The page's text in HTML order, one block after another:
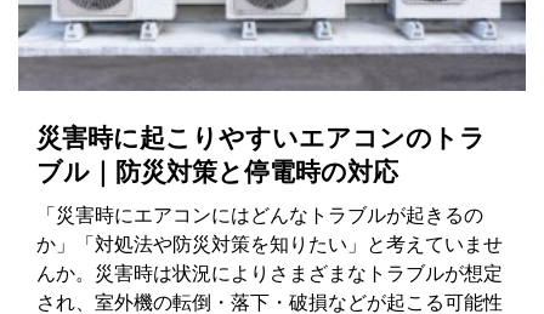
災害時に起こりやすいエアコンのトラ
ブル｜防災対策と停電時の対応
「災害時にエアコンにはどんなトラブルが起きるの
か」「対処法や防災対策を知りたい」と考えていませ
んか。災害時は状況によりさまざまなトラブルが想定
され、室外機の転倒・落下・破損などが起こる可能性